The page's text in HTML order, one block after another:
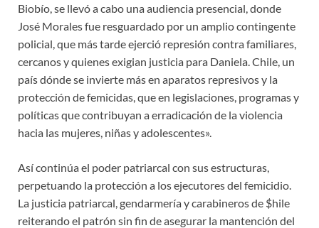
Biobío, se llevó a cabo una audiencia presencial, donde
José Morales fue resguardado por un amplio contingente
policial, que más tarde ejerció represión contra familiares,
cercanos y quienes exigian justicia para Daniela. Chile, un
país dónde se invierte más en aparatos represivos y la
protección de femicidas, que en legislaciones, programas y
políticas que contribuyan a erradicación de la violencia
hacia las mujeres, niñas y adolescentes».
Así continúa el poder patriarcal con sus estructuras,
perpetuando la protección a los ejecutores del femicidio.
La justicia patriarcal, gendarmería y carabineros de $hile
reiterando el patrón sin fin de asegurar la mantención del